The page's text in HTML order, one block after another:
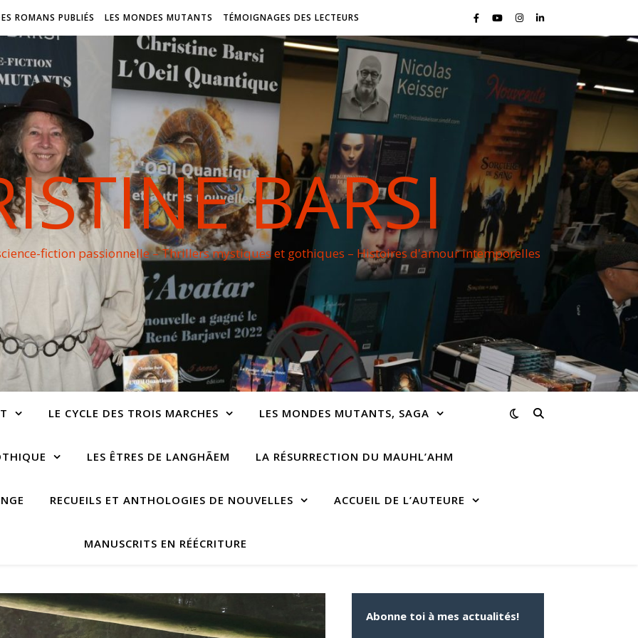
ROMANS PUBLIÉS LES MONDES MUTANTS TÉMOIGNAGES DES LECTEURS
BARSI
fiction passionnelle – Thrillers mystiques et gothiques – Histoires d'amour intemporelles
LE CYCLE DES TROIS MARCHES LES MONDES MUTANTS, SAGA
LES ÊTRES DE LANGHÃEM LA RÉSURRECTION DU MAUHL’AHM
RECUEILS ET ANTHOLOGIES DE NOUVELLES ACCUEIL DE L’AUTEURE
MANUSCRITS EN RÉÉCRITURE
Abonne toi à mes actualités!